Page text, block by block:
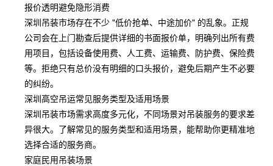
报价透明避免隐形消费
深圳吊装市场存在不少 "低价抢单、中途加价" 的乱象。正规
公司会在上门勘查后提供详细的书面报价单，明确列出所有费
用项目，包括设备使用费、人工费、运输费、防护费、保险费
等。拒绝只有总价没有明细的口头报价，避免后期产生不必要
的纠纷。
深圳高空吊运常见服务类型及适用场景
深圳吊装市场需求高度多元化，不同场景对吊装服务的要求差
异很大。了解常见的服务类型和适用场景，能帮助你更精准地
选择合适的服务商。
家庭民用吊装场景